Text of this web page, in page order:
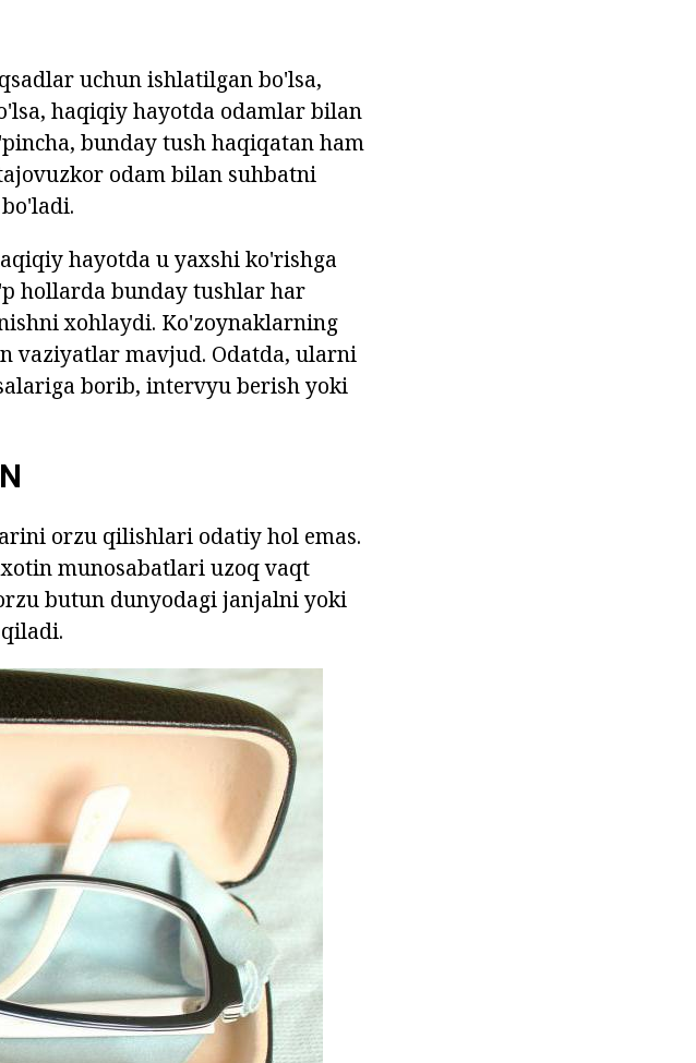
uchun ishlatilgan bo'lsa,
haqiqiy hayotda odamlar bilan
bunday tush haqiqatan ham
odam bilan suhbatni
hayotda u yaxshi ko'rishga
hollarda bunday tushlar har
xohlaydi. Ko'zoynaklarning
vaziyatlar mavjud. Odatda, ularni
borib, intervyu berish yoki
orzu qilishlari odatiy hol emas.
munosabatlari uzoq vaqt
butun dunyodagi janjalni yoki